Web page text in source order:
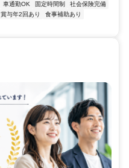
車通勤OK 固定時間制
社会保険完備
賞与年2回あり
食事補助あり